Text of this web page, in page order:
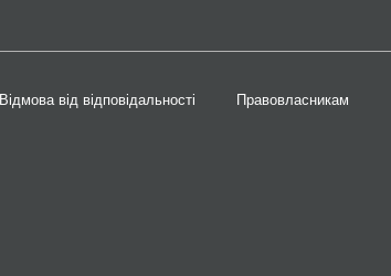
Відмова від відповідальності Правовласникам